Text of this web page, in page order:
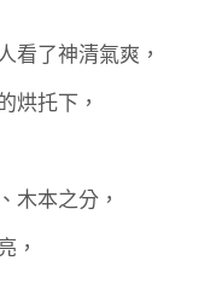
看了神清氣爽，
烘托下，
木本之分，
，